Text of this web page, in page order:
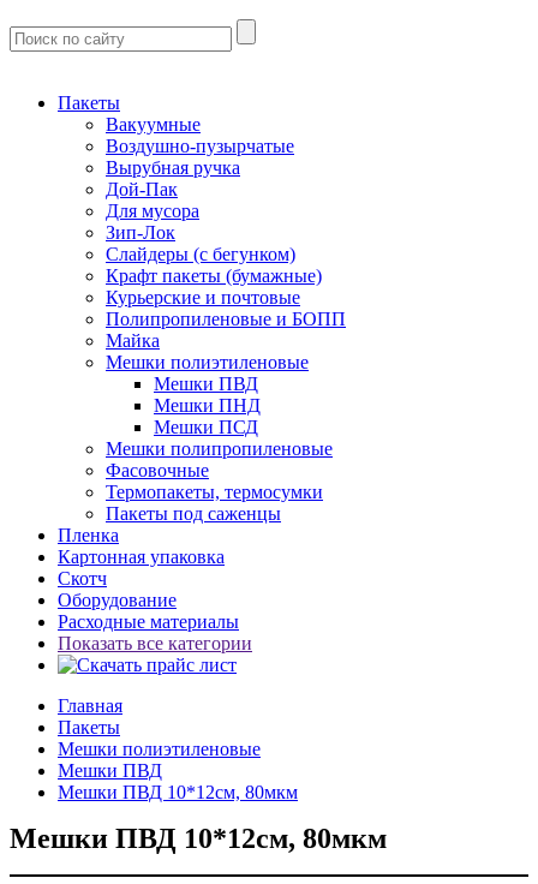
Пакеты
Вакуумные
Воздушно-пузырчатые
Вырубная ручка
Дой-Пак
Для мусора
Зип-Лок
Слайдеры (с бегунком)
Крафт пакеты (бумажные)
Курьерские и почтовые
Полипропиленовые и БОПП
Майка
Мешки полиэтиленовые
Мешки ПВД
Мешки ПНД
Мешки ПСД
Мешки полипропиленовые
Фасовочные
Термопакеты, термосумки
Пакеты под саженцы
Пленка
Картонная упаковка
Скотч
Оборудование
Расходные материалы
Показать все категории
Главная
Пакеты
Мешки полиэтиленовые
Мешки ПВД
Мешки ПВД 10*12см, 80мкм
Мешки ПВД 10*12см, 80мкм